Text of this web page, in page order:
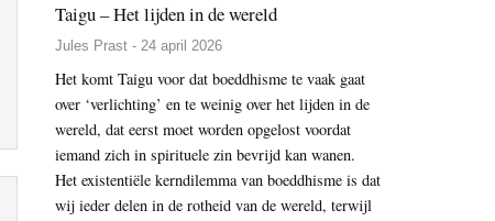
Taigu – Het lijden in de wereld
Jules Prast - 24 april 2026
Het komt Taigu voor dat boeddhisme te vaak gaat
over ‘verlichting’ en te weinig over het lijden in de
wereld, dat eerst moet worden opgelost voordat
iemand zich in spirituele zin bevrijd kan wanen.
Het existentiële kerndilemma van boeddhisme is dat
wij ieder delen in de rotheid van de wereld, terwijl